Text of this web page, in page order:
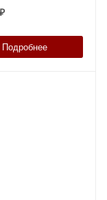
Подробнее